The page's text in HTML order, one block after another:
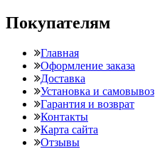
Покупателям
Главная
Оформление заказа
Доставка
Установка и самовывоз
Гарантия и возврат
Контакты
Карта сайта
Отзывы